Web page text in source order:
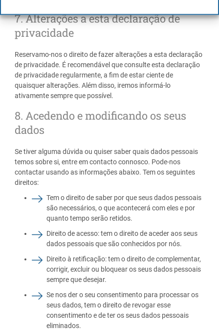
7. Alterações a esta declaração de
privacidade
Reservamo-nos o direito de fazer alterações a esta declaração
de privacidade. É recomendável que consulte esta declaração
de privacidade regularmente, a fim de estar ciente de
quaisquer alterações. Além disso, iremos informá-lo
ativamente sempre que possível.
8. Acedendo e modificando os seus
dados
Se tiver alguma dúvida ou quiser saber quais dados pessoais
temos sobre si, entre em contacto connosco. Pode-nos
contactar usando as informações abaixo. Tem os seguintes
direitos:
Tem o direito de saber por que seus dados pessoais
são necessários, o que acontecerá com eles e por
quanto tempo serão retidos.
Direito de acesso: tem o direito de aceder aos seus
dados pessoais que são conhecidos por nós.
Direito à retificação: tem o direito de complementar,
corrigir, excluir ou bloquear os seus dados pessoais
sempre que desejar.
Se nos der o seu consentimento para processar os
seus dados, tem o direito de revogar esse
consentimento e de ter os seus dados pessoais
eliminados.